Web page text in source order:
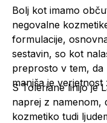
Bolj kot imamo
negovalne
formulacije,
sestavin, so kot
preprosto v tem, da
manjša je verjetnost
S Toleriane linijo je
naprej z namenom,
kozmetiko tudi